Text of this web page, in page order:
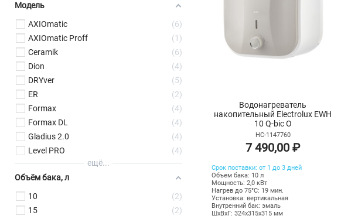
Водонагреватель
накопительный Electrolux EWH
10 Q-bic O
НС-1147760
7 490,00 ₽
Срок поставки: от 1 до 3 дней
Объем бака: 10 л
Мощность: 2,0 кВт
Нагрев до 75°С: 19 мин.
Установка: вертикальная
Внутренний бак: эмаль
ШхВхГ: 324х315х315 мм
Модель
AXIOmatic
6
AXIOmatic Proff
1
Ceramik
6
Dion
4
DRYver
5
ER
2
Formax
4
Formax DL
4
Gladius 2.0
4
Level PRO
4
ещё...
Объём бака, л
10
2
15
2